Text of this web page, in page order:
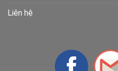
Liên hệ